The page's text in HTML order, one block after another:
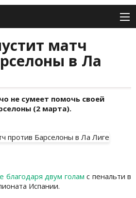
матч
в Ла
не сумеет помочь своей
(2 марта).
благодаря двум голам с пенальти в
Испании.